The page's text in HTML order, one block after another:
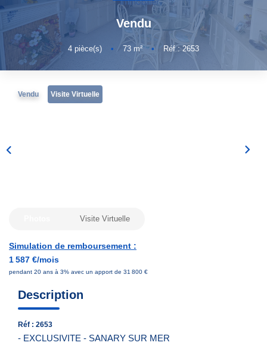
AGENCES
Qui Sommes-Nous
Vendu
4 pièce(s) • 73 m² • Réf : 2653
Vendu Visite Virtuelle
Simulation de remboursement :
1 587 €/mois
pendant 20 ans à 3% avec un apport de 31 800 €
Visite Virtuelle
Description
Réf : 2653
- EXCLUSIVITE - SANARY SUR MER